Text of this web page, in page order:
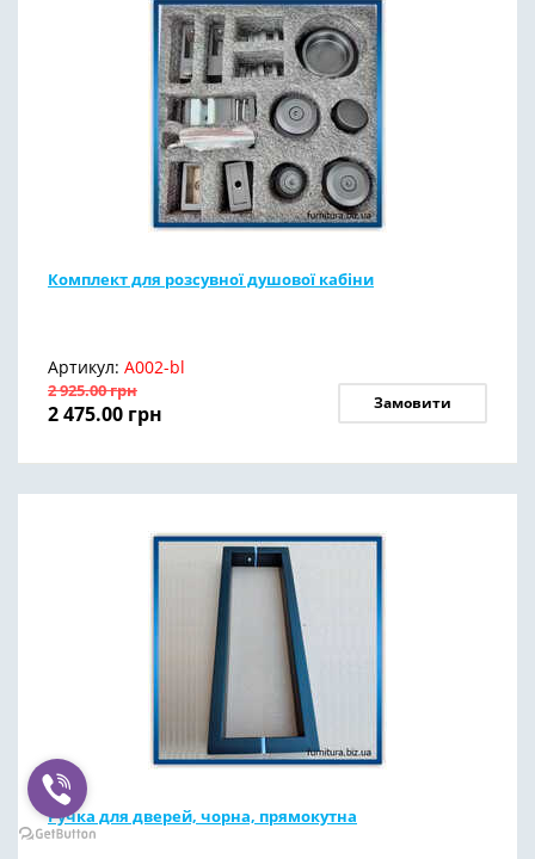
Комплект для розсувної душової кабіни
Артикул: А002-bl
2 925.00грн
2 475.00 грн Замовити
Ручка для дверей, чорна, прямокутна